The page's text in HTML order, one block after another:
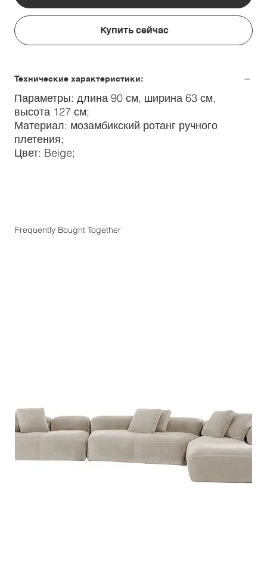
Купить сейчас
Технические характеристики:
Параметры: длина 90 см, ширина 63 см,
высота 127 см;
Материал: мозамбикский ротанг ручного
плетения;
Цвет: Beige;
Frequently Bought Together